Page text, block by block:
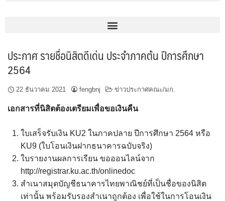
ประกาศ รายชื่อนิสิตดีเด่น ประจำภาคต้น ปีการศึกษา
2564
22 ธันวาคม 2021 fengbnj ข่าวประกาศคณะ/มก.
เอกสารที่นิสิตต้องเตรียมเพื่อขอเงินคืน
ใบเสร็จรับเงิน KU2 ในภาคปลาย ปีการศึกษา 2564 หรือ
KU9 (ใบโอนเงินฝากธนาคารฉบับจริง)
ใบรายงานผลการเรียน ขอออนไลน์จาก
http://registrar.ku.ac.th/onlinedoc
สำเนาสมุดบัญชีธนาคารไทยพาณิชย์ที่เป็นชื่อของนิสิต
เท่านั้น พร้อมรับรองสำเนาถูกต้อง เพื่อใช้ในการโอนเงิน